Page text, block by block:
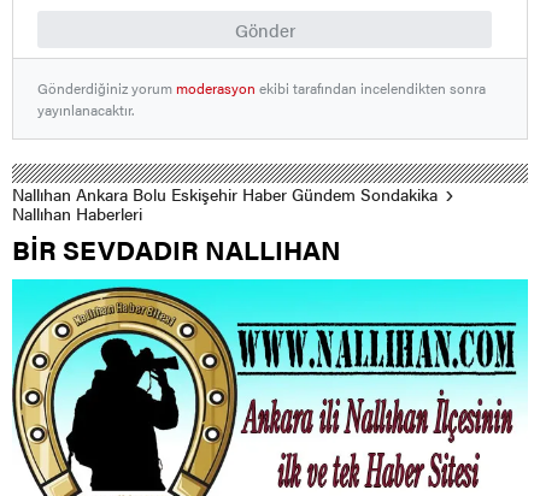
Gönder
Gönderdiğiniz yorummoderasyon ekibi tarafından incelendikten sonra
yayınlanacaktır.
Nallıhan Ankara Bolu Eskişehir Haber Gündem Sondakika
Nallıhan Haberleri
BİR SEVDADIR NALLIHAN